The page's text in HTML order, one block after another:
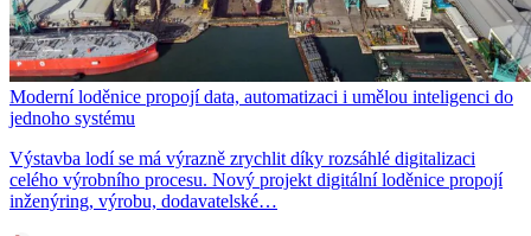
Moderní loděnice propojí data, automatizaci i umělou inteligenci do
jednoho systému
Výstavba lodí se má výrazně zrychlit díky rozsáhlé digitalizaci
celého výrobního procesu. Nový projekt digitální loděnice propojí
inženýring, výrobu, dodavatelské…